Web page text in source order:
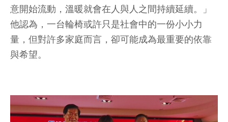
意開始流動，溫暖就會在人與人之間持續延續。」
他認為，一台輪椅或許只是社會中的一份小小力
量，但對許多家庭而言，卻可能成為最重要的依靠
與希望。